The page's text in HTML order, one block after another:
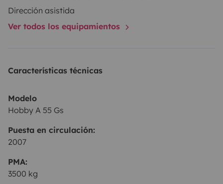
Dirección asistida
Ver todos los equipamientos
Características técnicas
Modelo
Hobby A 55 Gs
Puesta en circulación:
2007
PMA:
3500 kg